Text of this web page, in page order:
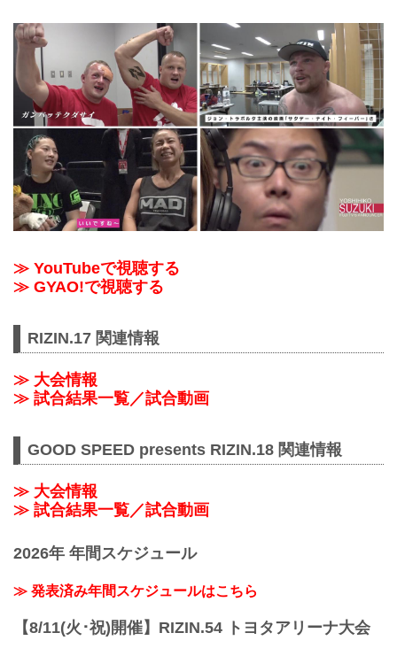
≫ YouTubeで視聴する
≫ GYAO!で視聴する
RIZIN.17 関連情報
≫ 大会情報
≫ 試合結果一覧／試合動画
GOOD SPEED presents RIZIN.18 関連情報
≫ 大会情報
≫ 試合結果一覧／試合動画
2026年 年間スケジュール
≫ 発表済み年間スケジュールはこちら
【8/11(火･祝)開催】RIZIN.54 トヨタアリーナ大会